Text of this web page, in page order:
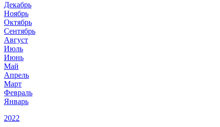
Декабрь
Ноябрь
Октябрь
Сентябрь
Август
Июль
Июнь
Май
Апрель
Март
Февраль
Январь
2022